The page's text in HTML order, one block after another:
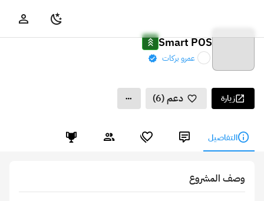
Smart POS
عمرو بركات
زيارة دعم (6)
التفاصيل
وصف المشروع